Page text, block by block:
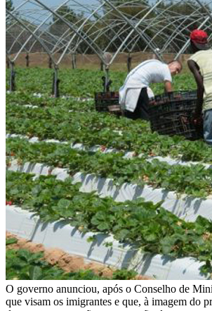
O governo anunciou, após o Conselho de
que visam os imigrantes e que, à imagem do